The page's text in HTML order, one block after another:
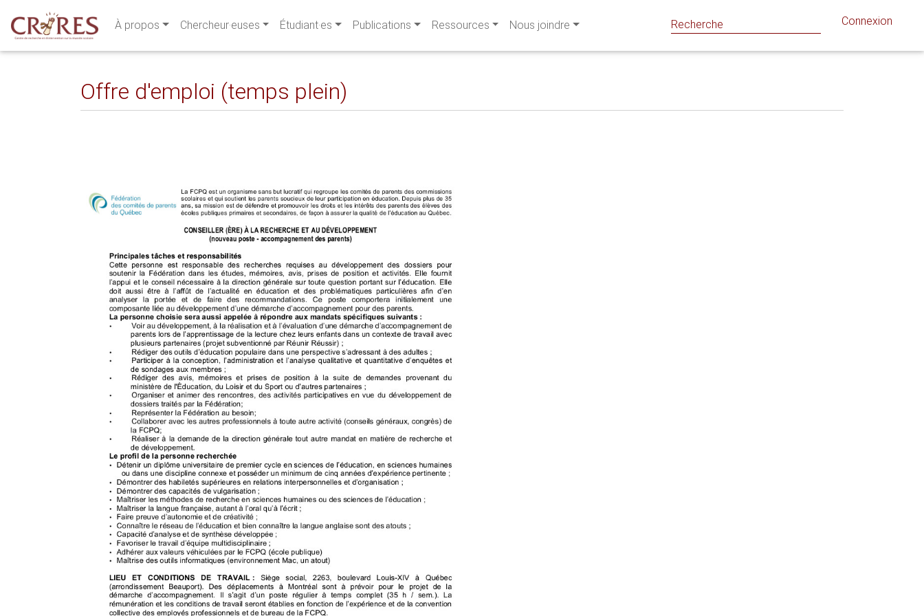
À propos Chercheur·euses Étudiant·es Publications Ressources Nous joindre Connexion
Offre d'emploi (temps plein)